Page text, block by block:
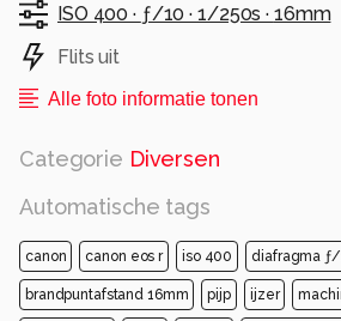
ISO 400 · ƒ/10 · 1/250s · 16mm
Flits uit
Alle foto informatie tonen
Categorie Diversen
Automatische tags
canon canon eos r iso 400 diafragma
brandpuntafstand 16mm pijp ijzer